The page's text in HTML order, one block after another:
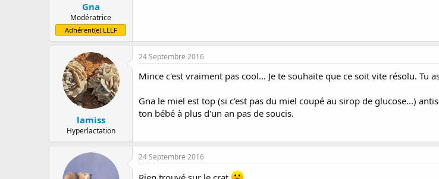
Gna
Modératrice
Adhérent(e) LLLF
lamiss
Hyperlactation
24 Septembre 2016
Mince c'est vraiment pas cool... Je te souhaite que ce soit vite résolu. Tu
Gna le miel est top (si c'est pas du miel coupé au sirop de glucose...)
ton bébé à plus d'un an pas de soucis.
24 Septembre 2016